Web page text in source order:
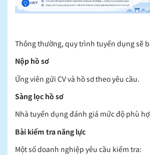
Thông thường, quy trình tuyển dụng sẽ
Nộp hồ sơ
Ứng viên gửi CV và hồ sơ theo yêu cầu.
Sàng lọc hồ sơ
Nhà tuyển dụng đánh giá mức độ phù
Bài kiểm tra năng lực
Một số doanh nghiệp yêu cầu kiểm tra: